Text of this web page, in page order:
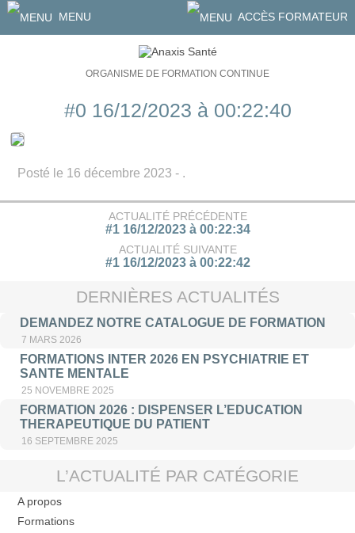
MENU ACCÈS FORMATEUR
ORGANISME DE FORMATION CONTINUE
#0 16/12/2023 à 00:22:40
Posté le 16 décembre 2023 - .
ACTUALITÉ PRÉCÉDENTE
#1 16/12/2023 à 00:22:34
ACTUALITÉ SUIVANTE
#1 16/12/2023 à 00:22:42
DERNIÈRES ACTUALITÉS
DEMANDEZ NOTRE CATALOGUE DE FORMATION
7 MARS 2026
FORMATIONS INTER 2026 EN PSYCHIATRIE ET
SANTE MENTALE
25 NOVEMBRE 2025
FORMATION 2026 : DISPENSER L’EDUCATION
THERAPEUTIQUE DU PATIENT
16 SEPTEMBRE 2025
L’ACTUALITÉ PAR CATÉGORIE
A propos
Formations